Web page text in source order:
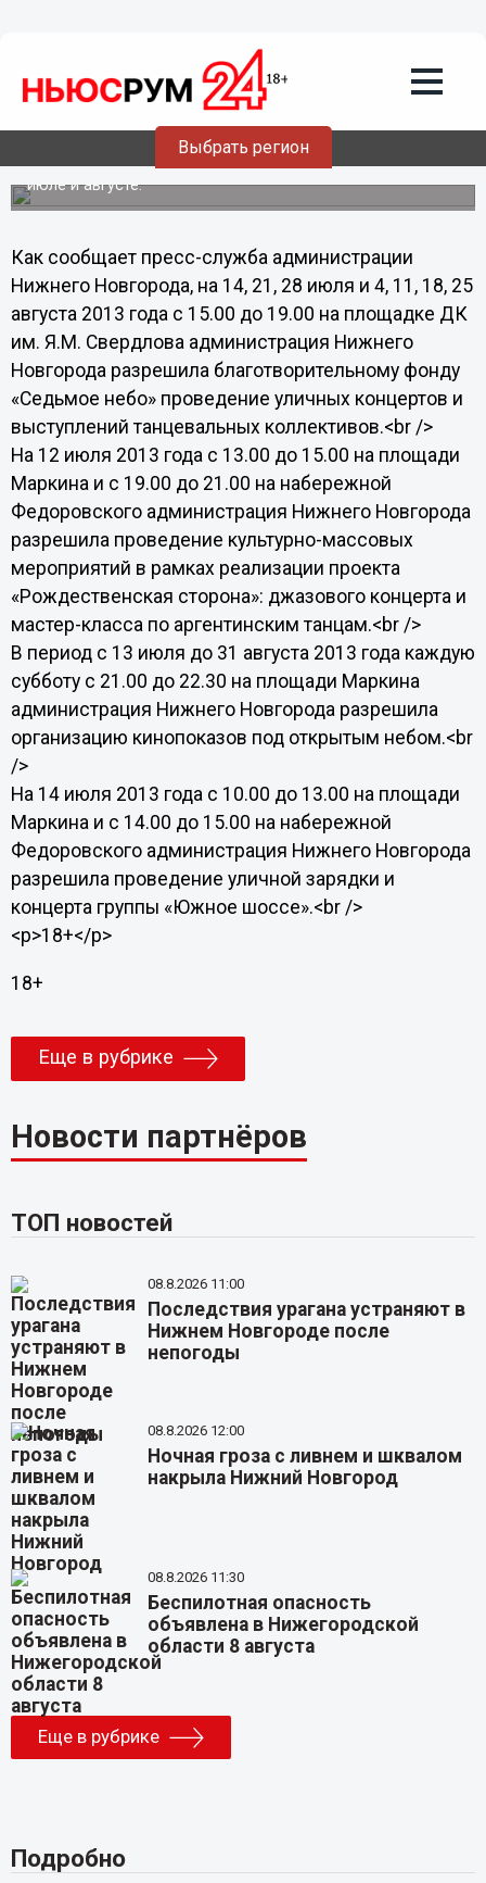
Выбрать регион
Кинопоказы под открытым небом
пройдут в Нижнем Новгороде
Администрация города разрешила инициативным
группам граждан проведение массовых мероприятий в
июле и августе.
Как сообщает пресс-служба администрации
Нижнего Новгорода, на 14, 21, 28 июля и 4, 11, 18, 25
августа 2013 года с 15.00 до 19.00 на площадке ДК
им. Я.М. Свердлова администрация Нижнего
Новгорода разрешила благотворительному фонду
«Седьмое небо» проведение уличных концертов и
выступлений танцевальных коллективов.<br />
На 12 июля 2013 года с 13.00 до 15.00 на площади
Маркина и с 19.00 до 21.00 на набережной
Федоровского администрация Нижнего Новгорода
разрешила проведение культурно-массовых
мероприятий в рамках реализации проекта
«Рождественская сторона»: джазового концерта и
мастер-класса по аргентинским танцам.<br />
В период с 13 июля до 31 августа 2013 года каждую
субботу с 21.00 до 22.30 на площади Маркина
администрация Нижнего Новгорода разрешила
организацию кинопоказов под открытым небом.<br
/>
На 14 июля 2013 года с 10.00 до 13.00 на площади
Маркина и с 14.00 до 15.00 на набережной
Федоровского администрация Нижнего Новгорода
разрешила проведение уличной зарядки и
концерта группы «Южное шоссе».<br />
<p>18+</p>
18+
Еще в рубрике
Новости партнёров
ТОП новостей
08.8.2026 11:00
Последствия урагана устраняют в
Нижнем Новгороде после
непогоды
08.8.2026 12:00
Ночная гроза с ливнем и шквалом
накрыла Нижний Новгород
08.8.2026 11:30
Беспилотная опасность
объявлена в Нижегородской
области 8 августа
Еще в рубрике
Подробно